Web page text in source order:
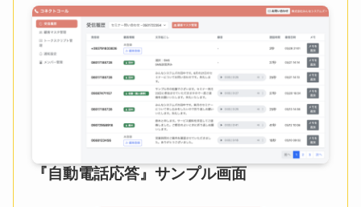
『自動電話応答』サンプル画面